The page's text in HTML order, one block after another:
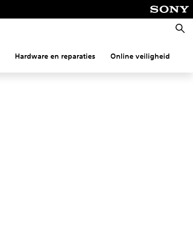
Hardware en reparaties Online veiligheid